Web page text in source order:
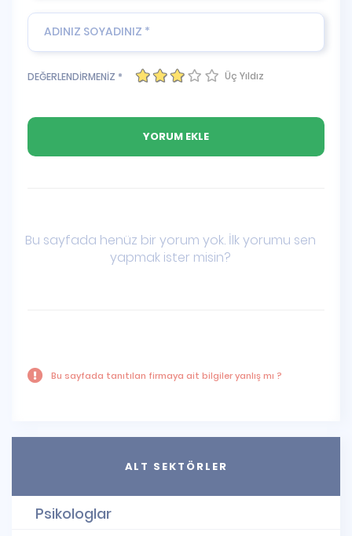
DEĞERLENDİRMENİZ * Üç Yıldız
Bu sayfada henüz bir yorum yok. İlk yorumu sen
yapmak ister misin?
Bu sayfada tanıtılan firmaya ait bilgiler yanlış mı ?
ALT SEKTÖRLER
Psikologlar